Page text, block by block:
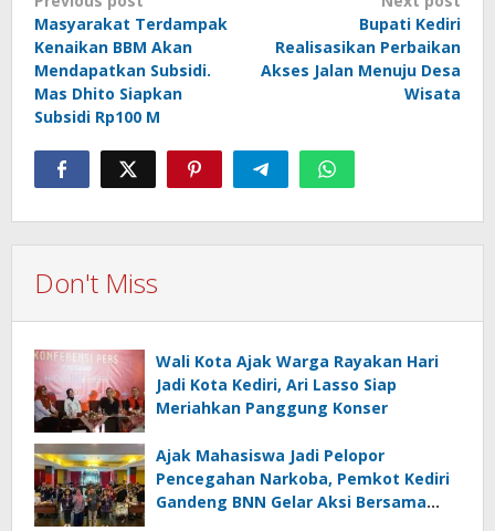
navigation
Masyarakat Terdampak
Kenaikan BBM Akan
Mendapatkan Subsidi.
Mas Dhito Siapkan
Subsidi Rp100 M
Bupati Kediri
Realisasikan Perbaikan
Akses Jalan Menuju Desa
Wisata
Don't Miss
Wali Kota Ajak Warga Rayakan Hari
Jadi Kota Kediri, Ari Lasso Siap
Meriahkan Panggung Konser
Ajak Mahasiswa Jadi Pelopor
Pencegahan Narkoba, Pemkot Kediri
Gandeng BNN Gelar Aksi Bersama